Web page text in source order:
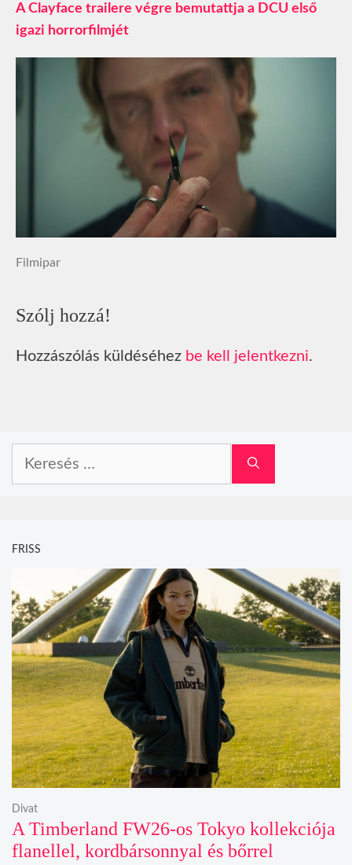
A Clayface trailere végre bemutattja a DCU első
igazi horrorfilmjét
Filmipar
Szólj hozzá!
Hozzászólás küldéséhez be kell jelentkezni.
FRISS
A Timberland FW26-os Tokyo kollekciója
flanellel, kordbársonnyal és bőrrel
Divat